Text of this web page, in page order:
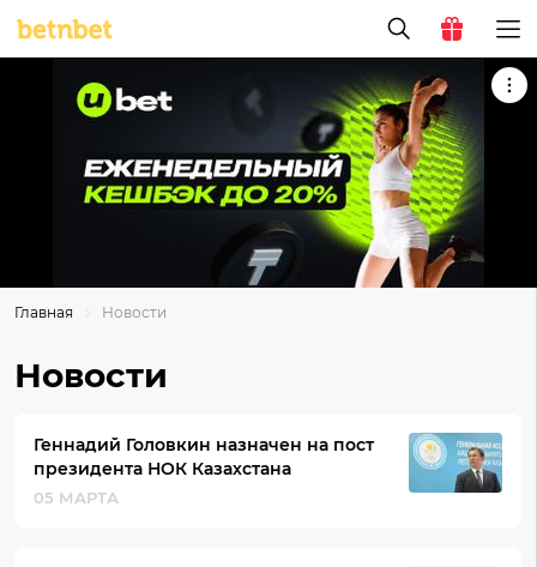
Главная Новости
Новости
Геннадий Головкин назначен на пост
президента НОК Казахстана
05 МАРТА